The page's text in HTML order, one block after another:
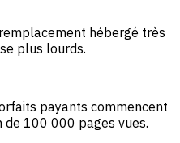
hébergé très
plus lourds.
payants commencent
100 000 pages vues.